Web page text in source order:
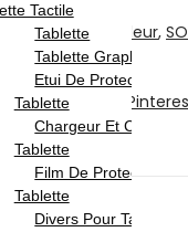
:Haut-Parleur,
Telegram
Tactile
Tablette
Tablette Graphique
Etui De Protection
Tablette
Chargeur Et Cable
Tablette
Film De Protection
Tablette
Divers Pour Tablette